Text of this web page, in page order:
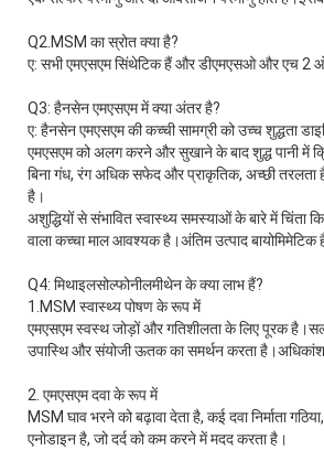
Q2.MSM का स्रोत क्या है?
ए: सभी एमएसएम सिंथेटिक हैं और डीएमएसओ और एच 2 ओ
Q3: हैनसेन एमएसएम में क्या अंतर है?
ए: हैनसेन एमएसएम की कच्ची सामग्री को उच्च शुद्धता
एमएसएम को अलग करने और सुखाने के बाद शुद्ध पानी में
बिना गंध, रंग अधिक सफेद और प्राकृतिक, अच्छी तरलता
है।
अशुद्धियों से संभावित स्वास्थ्य समस्याओं के बारे में चिंता
वाला कच्चा माल आवश्यक है।अंतिम उत्पाद बायोमिमेटिक
Q4: मिथाइलसोल्फोनीलमीथेन के क्या लाभ हैं?
1.MSM स्वास्थ्य पोषण के रूप में
एमएसएम स्वस्थ जोड़ों और गतिशीलता के लिए पूरक
उपास्थि और संयोजी ऊतक का समर्थन करता
2. एमएसएम दवा के रूप में
MSM घाव भरने को बढ़ावा देता है, कई दवा निर्माता
एनोडाइन है, जो दर्द को कम करने में मदद करता है।